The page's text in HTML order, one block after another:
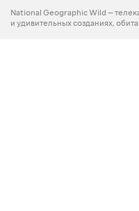
National Geographic Wild —
и удивительных созданиях,